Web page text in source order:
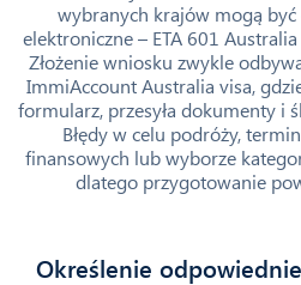
wybranych krajów mogą
elektroniczne – ETA 601
Złożenie wniosku zwykle
ImmiAccount Australia visa,
formularz, przesyła dokumenty i
Błędy w celu podróży,
finansowych lub wyborze
dlatego przygotowanie
Określenie